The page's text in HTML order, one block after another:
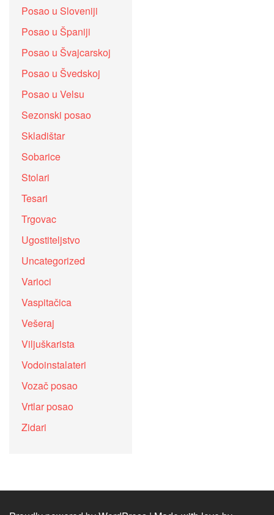
Posao u Sloveniji
Posao u Španiji
Posao u Švajcarskoj
Posao u Švedskoj
Posao u Velsu
Sezonski posao
Skladištar
Sobarice
Stolari
Tesari
Trgovac
Ugostiteljstvo
Uncategorized
Varioci
Vaspitačica
Vešeraj
Viljuškarista
Vodoinstalateri
Vozač posao
Vrtlar posao
Zidari